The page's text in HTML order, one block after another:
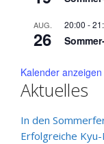
AUG.
26
20:00 -
Kalender anzeigen
Aktuelles
In den
Erfolgreiche